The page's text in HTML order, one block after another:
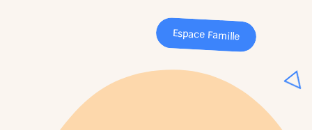
Espace Famille